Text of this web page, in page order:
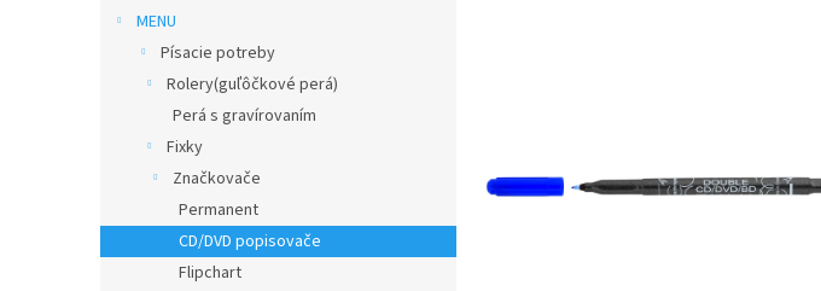
MENU
Písacie potreby
Rolery(guľôčkové perá)
Perá s gravírovaním
Fixky
Značkovače
Permanent
CD/DVD popisovače
Flipchart